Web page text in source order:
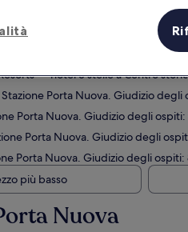
Porta Nuova in
— hotel 5 stelle a Centro
Porta Nuova. Giudizio
Porta Nuova. Giudizio degli
Porta Nuova. Giudizio degli
Porta Nuova. Giudizio degli
più basso
Nuova